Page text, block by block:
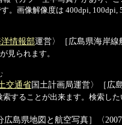
画像解像度は 400dpi, 100dpi,
情報部運営〉［広島県海岸線
見られます。
交通省国土計画局運営〉［広
することが出来ます。検索し
広島県地図と航空写真］〈